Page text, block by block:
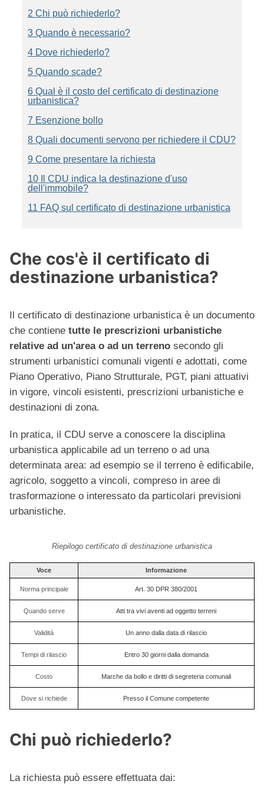
2 Chi può richiederlo?
3 Quando è necessario?
4 Dove richiederlo?
5 Quando scade?
6 Qual è il costo del certificato di destinazione
urbanistica?
7 Esenzione bollo
8 Quali documenti servono per richiedere il CDU?
9 Come presentare la richiesta
10 Il CDU indica la destinazione d'uso
dell'immobile?
11 FAQ sul certificato di destinazione urbanistica
Che cos'è il certificato di
destinazione urbanistica?
Il certificato di destinazione urbanistica è un documento
che contiene tutte le prescrizioni urbanistiche
relative ad un'area o ad un terreno secondo gli
strumenti urbanistici comunali vigenti e adottati, come
Piano Operativo, Piano Strutturale, PGT, piani attuativi
in vigore, vincoli esistenti, prescrizioni urbanistiche e
destinazioni di zona.
In pratica, il CDU serve a conoscere la disciplina
urbanistica applicabile ad un terreno o ad una
determinata area: ad esempio se il terreno è edificabile,
agricolo, soggetto a vincoli, compreso in aree di
trasformazione o interessato da particolari previsioni
urbanistiche.
Riepilogo certificato di destinazione urbanistica
Voce Informazione
Norma principale Art. 30 DPR 380/2001
Quando serve Atti tra vivi aventi ad oggetto terreni
Validità Un anno dalla data di rilascio
Tempi di rilascio Entro 30 giorni dalla domanda
Costo Marche da bollo e diritti di segreteria comunali
Dove si richiede Presso il Comune competente
Chi può richiederlo?
La richiesta può essere effettuata dai: